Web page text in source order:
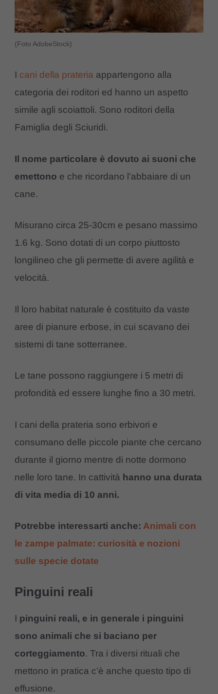
(Foto AdobeStock)
I cani della prateria appartengono alla
categoria dei roditori ed hanno un aspetto
simile agli scoiattoli. Sono roditori della
Famiglia degli Sciuridi.
Il nome particolare è dovuto ai suoni che
emettono e che ricordano l’abbaiare di un
cane.
Misurano circa 25-30cm e pesano massimo
1.6 kg. Sono dotati di un corpo piuttosto
longilineo che gli permette di avere agilità e
velocità.
Il loro habitat naturale è costituito da vaste
aree di pianure erbose, in cui scavano dei
sistemi di tane sotterranee.
Le tane possono raggiungere i 5 metri di
profondità ed essere lunghe fino a 30 metri.
I cani della prateria sono erbivori e
consumano delle piccole piante che cercano
durante il giorno mentre di notte dormono
nelle loro tane. In cattività hanno una durata
di vita media di 10 anni.
Potrebbe interessarti anche: Animali con
le zampe palmate: curiosità e nozioni
sulle specie dotate
Pinguini reali
I pinguini reali, e in generale i pinguini
sono animali che si baciano per
corteggiamento. Tra i diversi rituali che
mettono in pratica c’è anche questo tipo di
effusione.